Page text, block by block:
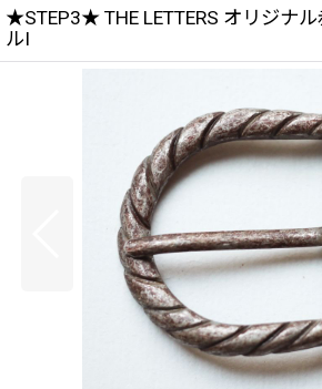
★STEP3★ THE LETTERS オリジナ
ルI